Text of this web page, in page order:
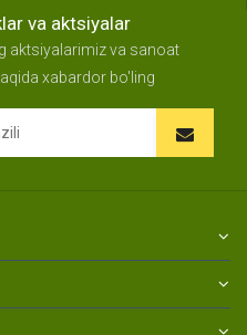
va aktsiyalar
aktsiyalarimiz va sanoat
xabardor bo'ling